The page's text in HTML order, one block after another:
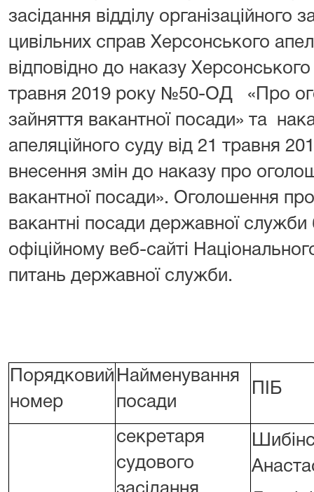
засідання відділу організаційного
цивільних справ Херсонського
відповідно до наказу
травня 2019 року №50-ОД «Про
зайняття вакантної посади» та
апеляційного суду від 21 травня
внесення змін до наказу про
вакантної посади». Оголошення
вакантні посади державної
офіційному веб-сайті
питань державної служби.
Порядковий
номер
Найменування
посади
ПІБ
секретаря
судового